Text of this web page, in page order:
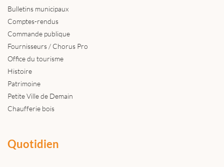
Bulletins municipaux
Comptes-rendus
Commande publique
Fournisseurs / Chorus Pro
Office du tourisme
Histoire
Patrimoine
Petite Ville de Demain
Chaufferie bois
Quotidien